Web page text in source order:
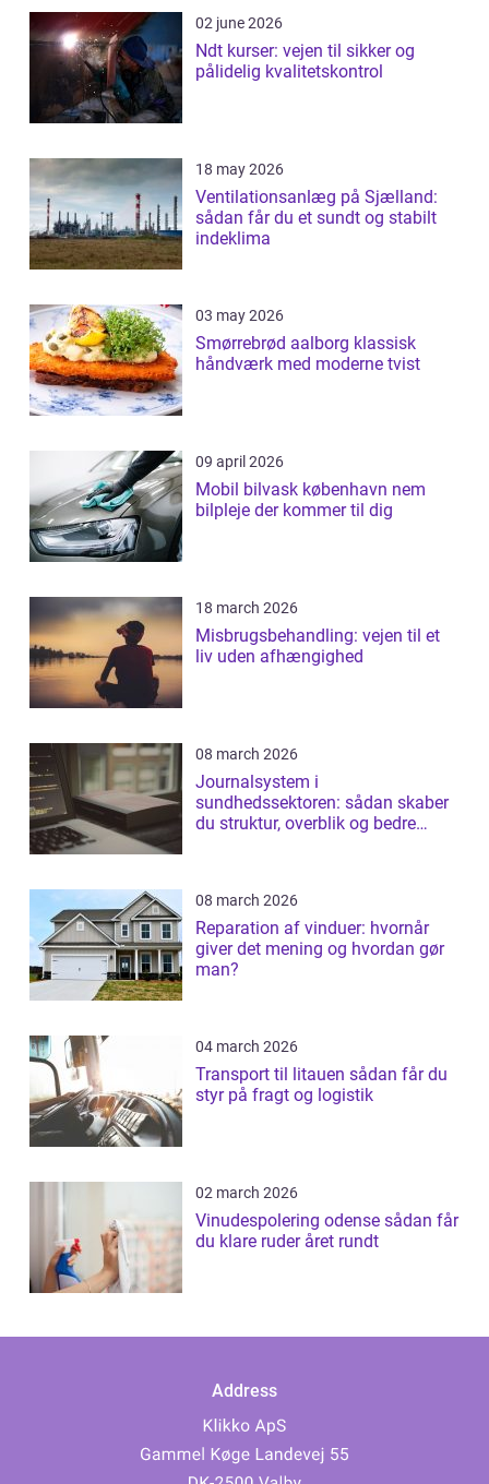
02 june 2026
Ndt kurser: vejen til sikker og
pålidelig kvalitetskontrol
18 may 2026
Ventilationsanlæg på Sjælland:
sådan får du et sundt og stabilt
indeklima
03 may 2026
Smørrebrød aalborg klassisk
håndværk med moderne tvist
09 april 2026
Mobil bilvask københavn nem
bilpleje der kommer til dig
18 march 2026
Misbrugsbehandling: vejen til et
liv uden afhængighed
08 march 2026
Journalsystem i
sundhedssektoren: sådan skaber
du struktur, overblik og bedre
08 march 2026
Reparation af vinduer: hvornår
giver det mening og hvordan gør
man?
04 march 2026
Transport til litauen sådan får du
styr på fragt og logistik
02 march 2026
Vinudespolering odense sådan får
du klare ruder året rundt
Address